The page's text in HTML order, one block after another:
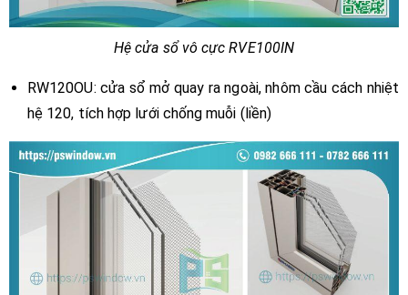
Hệ cửa sổ vô cực RVE100IN
RW120OU: cửa sổ mở quay ra ngoài, nhôm cầu cách nhiệt
hệ 120, tích hợp lưới chống muỗi (liền)